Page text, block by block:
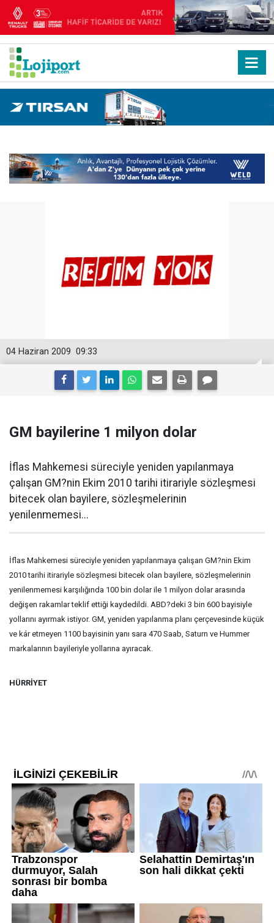
09:33
04 Haziran 2009
GM bayilerine 1 milyon dolar
İflas Mahkemesi süreciyle yeniden yapılanmaya
çalışan GM?nin Ekim 2010 tarihi itirariyle sözleşmesi
bitecek olan bayilere, sözleşmelerinin
yenilenmemesi...
İflas Mahkemesi süreciyle yeniden yapılanmaya çalışan GM?nin Ekim
2010 tarihi itirariyle sözleşmesi bitecek olan bayilere, sözleşmelerinin
yenilenmemesi karşılığında 100 bin dolar ile 1 milyon dolar arasında
değişen rakamlar teklif ettiği kaydedildi. ABD?deki 3 bin 600 bayisiyle
yollarını ayırmak istiyor. GM, yeniden yapılanma planı çerçevesinde küçük
ve kár etmeyen 1100 bayisinin yanı sara 470 Saab, Saturn ve Hummer
markalarının bayileriyle yollarına ayıracak.
HÜRRİYET